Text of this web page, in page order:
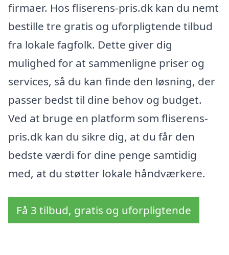
firmaer. Hos fliserens-pris.dk kan du nemt
bestille tre gratis og uforpligtende tilbud
fra lokale fagfolk. Dette giver dig
mulighed for at sammenligne priser og
services, så du kan finde den løsning, der
passer bedst til dine behov og budget.
Ved at bruge en platform som fliserens-
pris.dk kan du sikre dig, at du får den
bedste værdi for dine penge samtidig
med, at du støtter lokale håndværkere.
Få 3 tilbud, gratis og uforpligtende